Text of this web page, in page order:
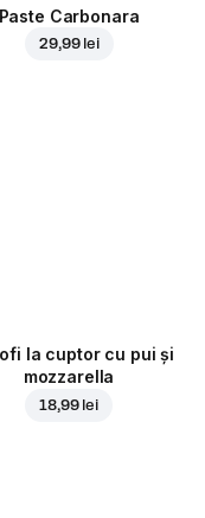
Paste Carbonara
29,99 lei
la cuptor cu pui și
mozzarella
18,99 lei